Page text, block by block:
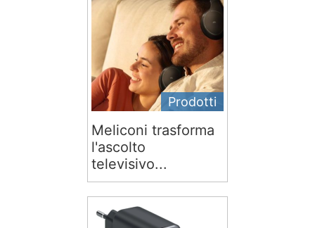
Prodotti
Meliconi trasforma
l'ascolto
televisivo...